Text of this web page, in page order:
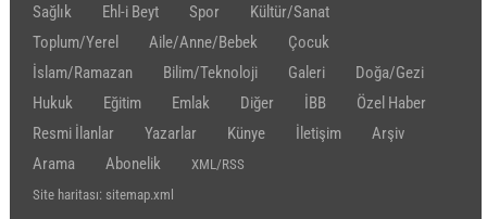
Sağlık
Ehl-i Beyt Spor
Kültür/Sanat
Toplum/Yerel
Aile/Anne/Bebek
Çocuk
İslam/Ramazan
Bilim/Teknoloji Galeri
Doğa/Gezi
Hukuk
Eğitim Emlak Diğer İBB
Özel Haber
Resmi İlanlar
Yazarlar Künye İletişim
Arşiv
Arama
Abonelik
XML/RSS
Site haritası: sitemap.xml